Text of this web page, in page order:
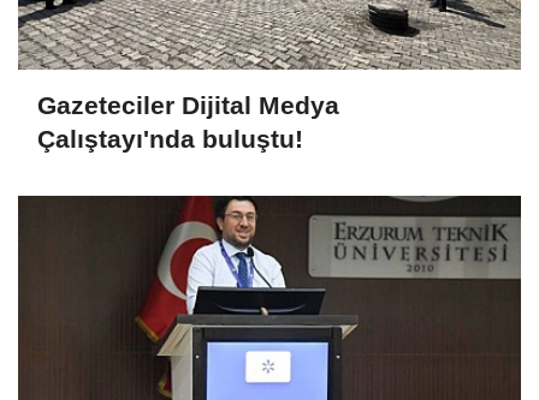
Gazeteciler Dijital Medya
Çalıştayı'nda buluştu!